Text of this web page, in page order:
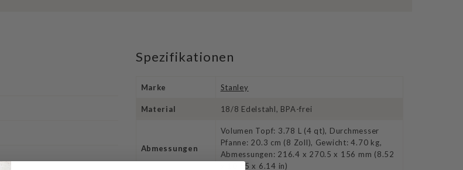
Spezifikationen
Marke Stanley
Material 18/8 Edelstahl, BPA-frei
Abmessungen
Volumen Topf: 3.78 L (4 qt), Durchmesser
Pfanne: 20.3 cm (8 Zoll), Gewicht: 4.70 kg,
Abmessungen: 216.4 x 270.5 x 156 mm (8.52
x 10.65 x 6.14 in)